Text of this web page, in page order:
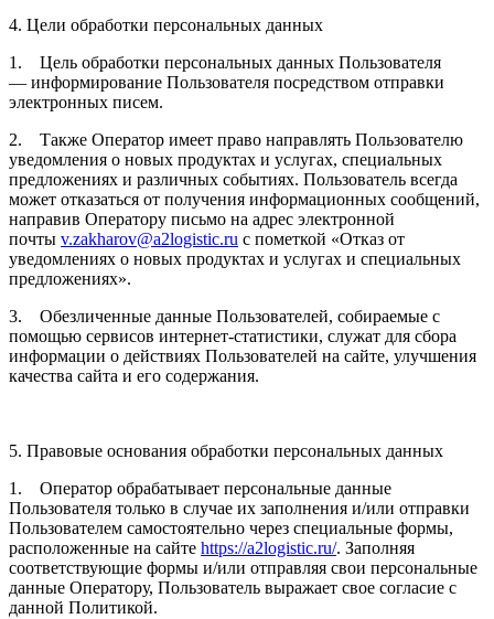
4. Цели обработки персональных данных
1. Цель обработки персональных данных Пользователя
— информирование Пользователя посредством отправки
электронных писем.
2. Также Оператор имеет право направлять Пользователю
уведомления о новых продуктах и услугах, специальных
предложениях и различных событиях. Пользователь всегда
может отказаться от получения информационных сообщений,
направив Оператору письмо на адрес электронной
почты v.zakharov@a2logistic.ru с пометкой «Отказ от
уведомлениях о новых продуктах и услугах и специальных
предложениях».
3. Обезличенные данные Пользователей, собираемые с
помощью сервисов интернет-статистики, служат для сбора
информации о действиях Пользователей на сайте, улучшения
качества сайта и его содержания.
5. Правовые основания обработки персональных данных
1. Оператор обрабатывает персональные данные
Пользователя только в случае их заполнения и/или отправки
Пользователем самостоятельно через специальные формы,
расположенные на сайте https://a2logistic.ru/. Заполняя
соответствующие формы и/или отправляя свои персональные
данные Оператору, Пользователь выражает свое согласие с
данной Политикой.